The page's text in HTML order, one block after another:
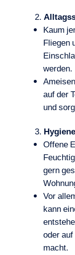
Kaum
Fliegen
werden.
auf der
und
Hygiene
Offene
gern
Vor
kann
oder
macht.